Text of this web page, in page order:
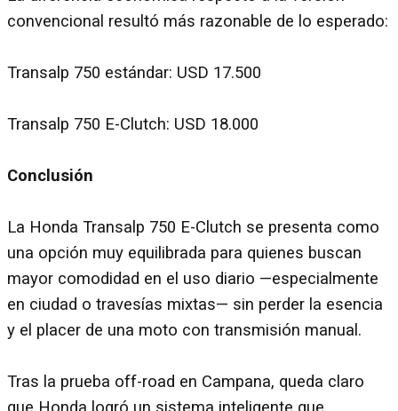
convencional resultó más razonable de lo esperado:
Transalp 750 estándar: USD 17.500
Transalp 750 E-Clutch: USD 18.000
Conclusión
La Honda Transalp 750 E-Clutch se presenta como
una opción muy equilibrada para quienes buscan
mayor comodidad en el uso diario —especialmente
en ciudad o travesías mixtas— sin perder la esencia
y el placer de una moto con transmisión manual.
Tras la prueba off-road en Campana, queda claro